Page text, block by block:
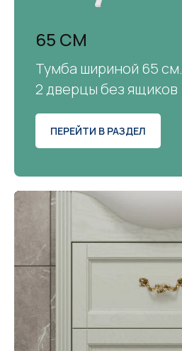
65 СМ
Тумба шириной 65 см.
2 дверцы без ящиков
ПЕРЕЙТИ В РАЗДЕЛ